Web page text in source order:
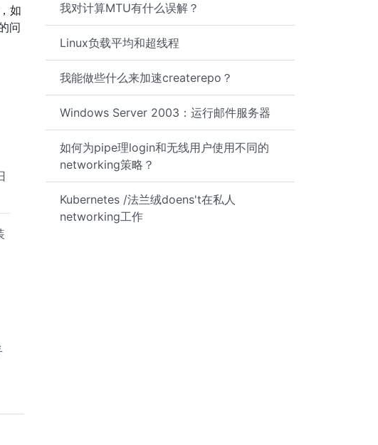
我对计算MTU有什么误解？
Linux负载平均和超线程
我能做些什么来加速createrepo？
Windows Server 2003：运行邮件服务器
如何为pipe理login和无线用户使用不同的
networking策略？
Kubernetes /法兰绒doens't在私人
networking工作
如
问